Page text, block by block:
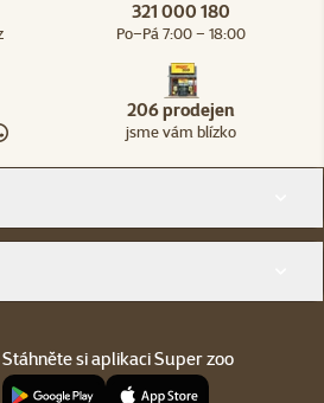
321 000 180
Po–Pá 7:00 – 18:00
206 prodejen
jsme vám blízko
Stáhněte si aplikaci Super zoo